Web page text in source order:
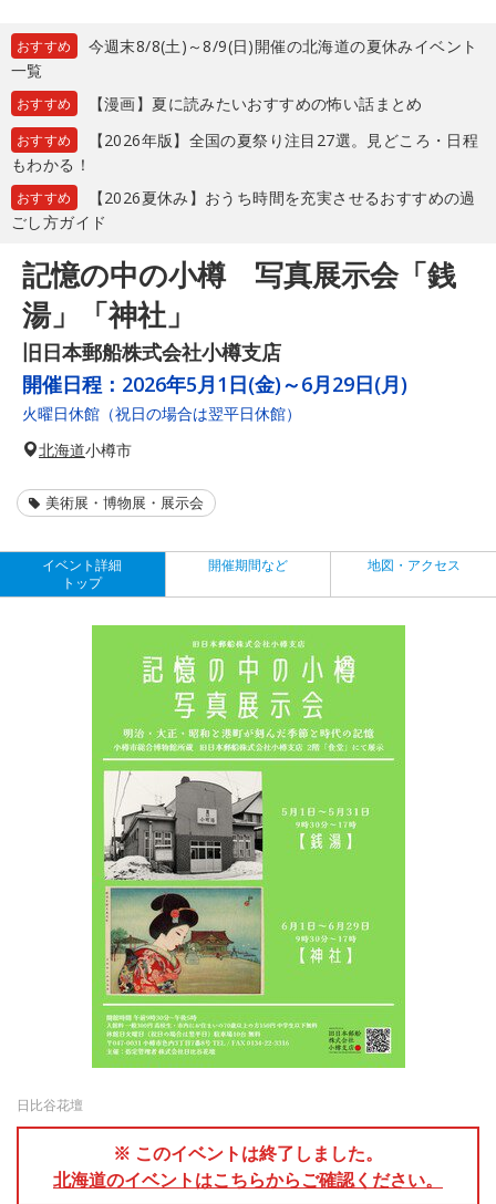
おすすめ
今週末8/8(土)～8/9(日)開催の北海道の夏休みイベント
一覧
おすすめ 【漫画】夏に読みたいおすすめの怖い話まとめ
おすすめ
【2026年版】全国の夏祭り注目27選。見どころ・日程
もわかる！
おすすめ
【2026夏休み】おうち時間を充実させるおすすめの過
ごし方ガイド
記憶の中の小樽 写真展示会「銭
湯」「神社」
旧日本郵船株式会社小樽支店
開催日程： 2026年5月1日(金)～6月29日(月)
火曜日休館（祝日の場合は翌平日休館）
北海道小樽市
美術展・博物展・展示会
イベント詳細
トップ
開催期間など 地図・アクセス
日比谷花壇
※ このイベントは終了しました。
北海道のイベントはこちらからご確認ください。